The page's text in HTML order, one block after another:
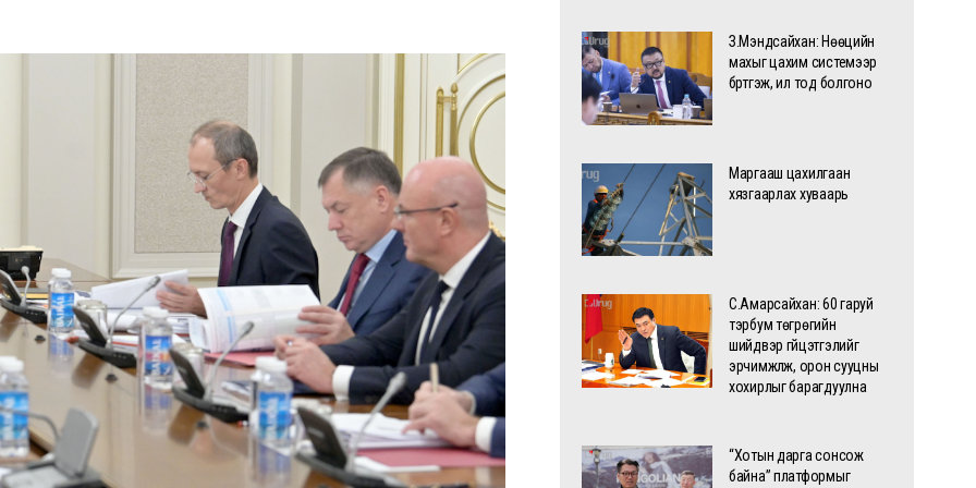
З.Мэндсайхан: Нөөцийн
махыг цахим системээр
бүртгэж, ил тод болгоно
Маргааш цахилгаан
хязгаарлах хуваарь
С.Амарсайхан: 60 гаруй
тэрбум төгрөгийн
шийдвэр гүйцэтгэлийг
эрчимжүүлж, орон сууцны
хохирлыг барагдуулна
“Хотын дарга сонсож
байна” платформыг